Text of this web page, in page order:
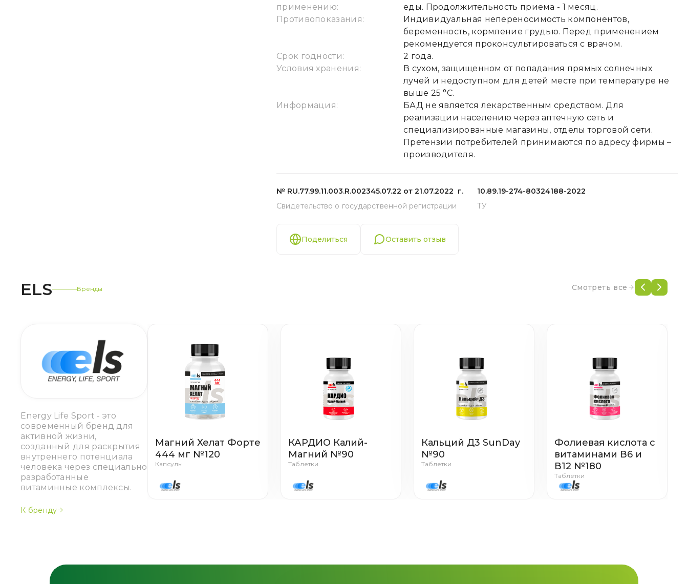
применению:
еды. Продолжительность приема - 1 месяц.
Противопоказания:
Индивидуальная непереносимость компонентов,
беременность, кормление грудью. Перед применением
рекомендуется проконсультироваться с врачом.
Срок годности:
2 года.
Условия хранения:
В сухом, защищенном от попадания прямых солнечных
лучей и недоступном для детей месте при температуре не
выше 25 °С.
Информация:
БАД не является лекарственным средством. Для
реализации населению через аптечную сеть и
специализированные магазины, отделы торговой сети.
Претензии потребителей принимаются по адресу фирмы –
производителя.
№ RU.77.99.11.003.R.002345.07.22 от 21.07.2022 г.
Свидетельство о государственной регистрации
10.89.19-274-80324188-2022
ТУ
Поделиться Оставить отзыв
ELS Бренды Смотреть все
Energy Life Sport - это
современный бренд для
активной жизни,
созданный для раскрытия
внутреннего потенциала
человека через специально
разработанные
витаминные комплексы.
К бренду
Магний Хелат Форте
444 мг №120
Капсулы
КАРДИО Калий-
Магний №90
Таблетки
Кальций Д3 SunDay
№90
Таблетки
Фолиевая кислота с
витаминами В6 и
В12 №180
Таблетки